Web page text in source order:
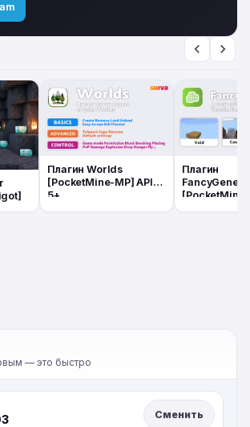
Плагин Worlds
[PocketMine-MP] API
5+
Плагин
[PocketMine-
— это быстро
Сменить